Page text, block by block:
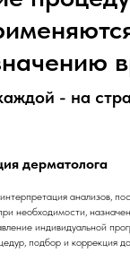
- на
дерматолога
анализов,
необходимости,
индивидуальной
подбор и коррекция